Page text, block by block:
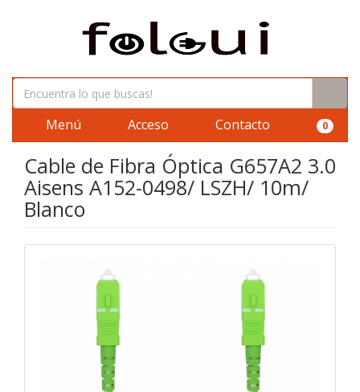
Menú Acceso Contacto 0
Cable de Fibra Óptica G657A2 3.0
Aisens A152-0498/ LSZH/ 10m/
Blanco